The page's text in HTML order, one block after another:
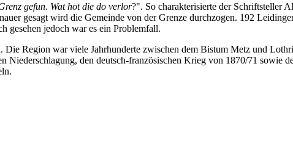
gefun. Wat hot die do verlor?". So charakterisierte der Schriftsteller
gesagt wird die Gemeinde von der Grenze durchzogen. 192
gesehen jedoch war es ein Problemfall.
Region war viele Jahrhunderte zwischen dem Bistum Metz und
Niederschlagung, den deutsch-französischen Krieg von 1870/71 sowie